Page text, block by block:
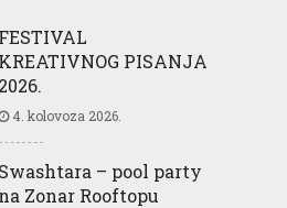
FESTIVAL
KREATIVNOG PISANJA
2026.
4. kolovoza 2026.
Swashtara – pool party
na Zonar Rooftopu